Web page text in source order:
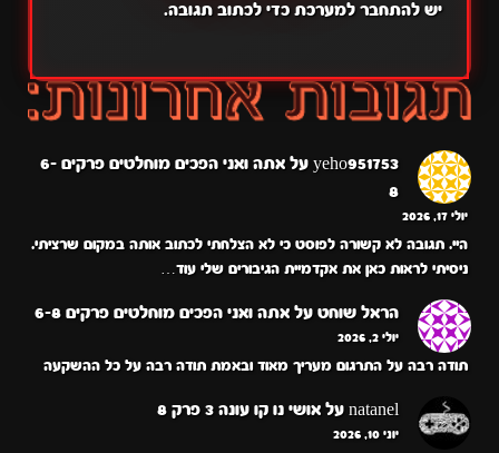
יש להתחבר למערכתכדי לכתוב תגובה.
yeho951753 על
אתה ואני הפכים מוחלטים פרקים 6-
8
יולי 17, 2026
היי. תגובה לא קשורה לפוסט כי לא הצלחתי לכתוב אותה במקום שרציתי.
ניסיתי לראות כאן את אקדמיית הגיבורים שלי עוד…
הראל שוחט על אתה ואני הפכים מוחלטים פרקים 6-8
יולי 2, 2026
תודה רבה על התרגום מעריך מאוד ובאמת תודה רבה על כל ההשקעה
natanel על אושי נו קו עונה 3 פרק 8
יוני 10, 2026